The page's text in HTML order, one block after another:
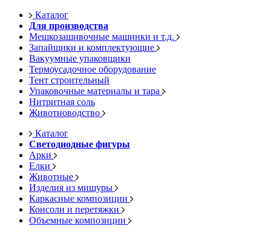
Каталог
Для производства
Мешкозашивочные машинки и т.д.
Запайщики и комплектующие
Вакуумные упаковщики
Термоусадочное оборудование
Тент строительный
Упаковочные материалы и тара
Нитритная соль
Животноводство
Каталог
Светодиодные фигуры
Арки
Елки
Животные
Изделия из мишуры
Каркасные композиции
Консоли и перетяжки
Объемные композиции